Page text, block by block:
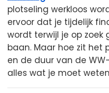
plotseling werkloos
ervoor dat je tijdelijk
wordt terwijl je op
baan. Maar hoe zit het
en de duur van de
alles wat je moet